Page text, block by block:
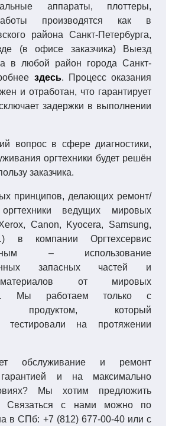
аппараты, плоттеры,
производятся как в
района Санкт-Петербурга,
(в офисе заказчика) Выезд
в любой район города Санкт-
здесь. Процесс оказания
и отработан, что гарантирует
задержки в выполнении
вопрос в сфере диагностики,
оргтехники будет решён
заказчика.
принципов, делающих ремонт/
ведущих мировых
Canon, Kyocera, Samsung,
в компании Оргтехсервис
– использование
запасных частей и
от мировых
Мы работаем только с
продуктом, который
тестировали на протяжении
обслуживание и ремонт
и на максимально
Мы хотим предложить
Связаться с нами можно по
в СПб: +7 (812) 677-00-40 или с